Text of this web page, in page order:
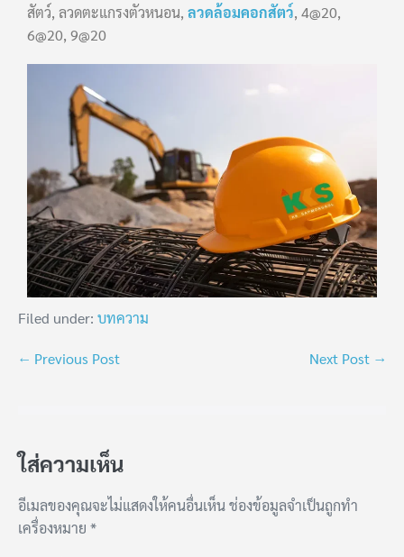
สัตว์, ลวดตะแกรงตัวหนอน, ลวดล้อมคอกสัตว์, 4@20,
6@20, 9@20
Filed under: บทความ
← Previous Post Next Post →
ใส่ความเห็น
อีเมลของคุณจะไม่แสดงให้คนอื่นเห็นช่องข้อมูลจำเป็นถูกทำ
เครื่องหมาย *